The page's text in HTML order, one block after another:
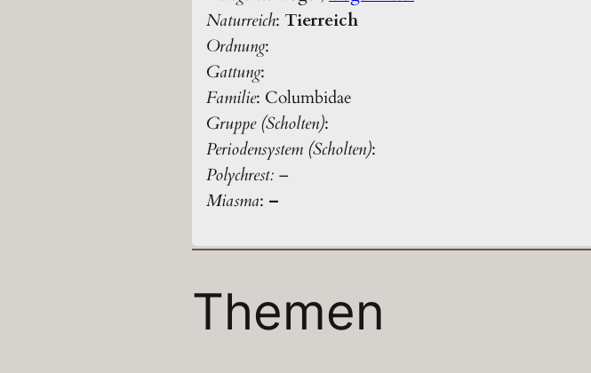
Naturreich: Tierreich
Ordnung:
Gattung:
Familie: Columbidae
Gruppe (Scholten):
Periodensystem (Scholten):
Polychrest: –
Miasma: –
Themen